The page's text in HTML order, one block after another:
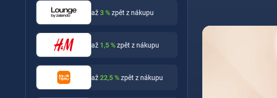
až3%zpět z nákupu
až 1,5%zpět z nákupu
až22,5%zpět z nákupu